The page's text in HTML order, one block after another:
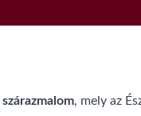
szárazmalom, mely az